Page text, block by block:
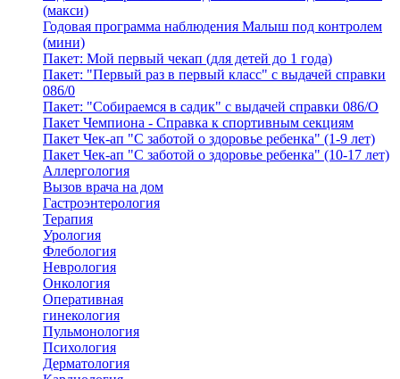
(макси)
Годовая программа наблюдения Малыш под контролем
(мини)
Пакет: Мой первый чекап (для детей до 1 года)
Пакет: "Первый раз в первый класс" с выдачей справки
086/0
Пакет: "Собираемся в садик" с выдачей справки 086/О
Пакет Чемпиона - Справка к спортивным секциям
Пакет Чек-ап "С заботой о здоровье ребенка" (1-9 лет)
Пакет Чек-ап "С заботой о здоровье ребенка" (10-17 лет)
Аллергология
Вызов врача на дом
Гастроэнтерология
Терапия
Урология
Флебология
Неврология
Онкология
Оперативная
гинекология
Пульмонология
Психология
Дерматология